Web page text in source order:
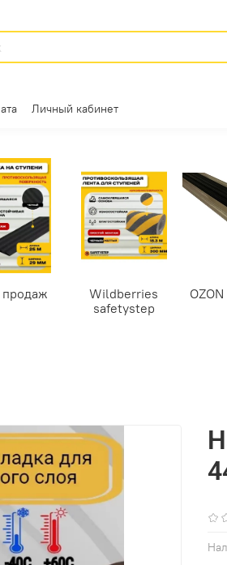
Личный кабинет
Wildberries
safetystep